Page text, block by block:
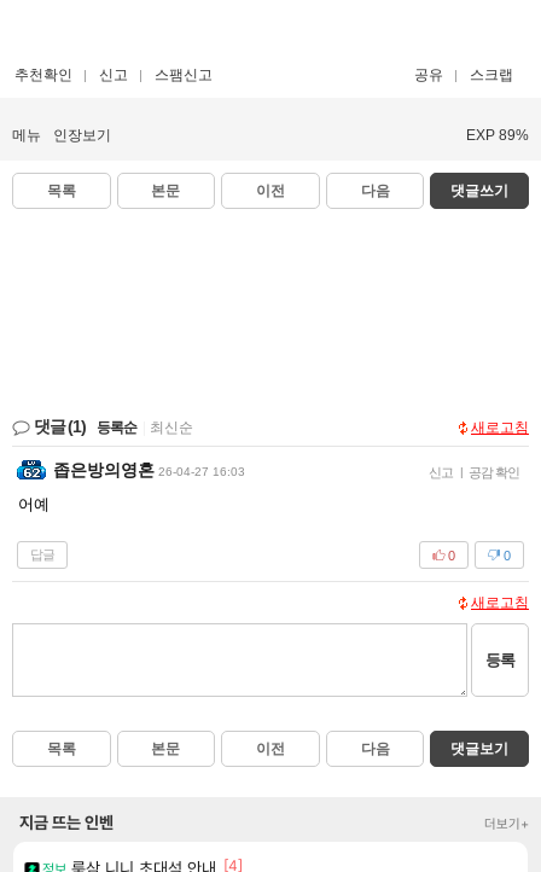
추천확인 신고 스팸신고 공유 스크랩
메뉴 인장보기 EXP 89%
목록 본문 이전 다음 댓글쓰기
댓글(1) 등록순 최신순 새로고침
좁은방의영혼 26-04-27 16:03 신고 | 공감 확인
어예
답글 0
0
새로고침
등록
목록 본문 이전 다음 댓글보기
지금 뜨는 인벤 더보기+
[4]